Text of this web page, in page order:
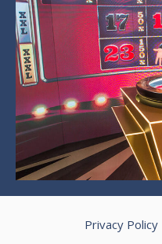
Privacy Policy